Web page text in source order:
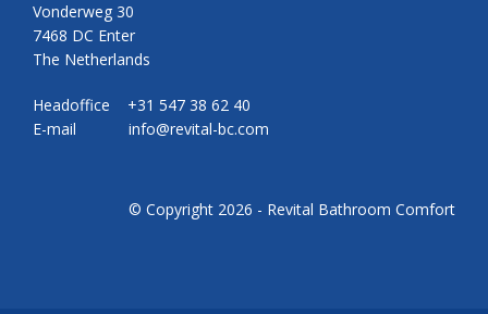
Vonderweg 30
7468 DC Enter
The Netherlands
Headoffice +31 547 38 62 40
E-mail info@revital-bc.com
© Copyright 2026 - Revital Bathroom Comfort